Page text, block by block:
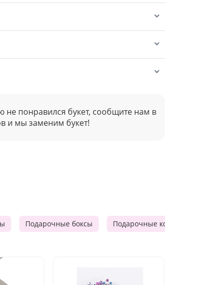
не понравился букет, сообщите нам в
и мы заменим букет!
Подарочные боксы Подарочные корзины